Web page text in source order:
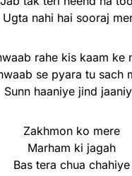
Ugta nahi hai sooraj
rahe kis kaam ke
se pyara tu sach
Sunn haaniye jind
Zakhmon ko mere
Marham ki jagah
Bas tera chua chahiye